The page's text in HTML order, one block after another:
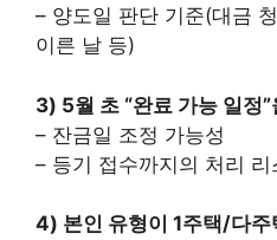
– 양도일 판단 기준(대금
이른 날 등)
3) 5월 초 “완료 가능 일정
– 잔금일 조정 가능성
– 등기 접수까지의 처리 리
4) 본인 유형이 1주택/다주